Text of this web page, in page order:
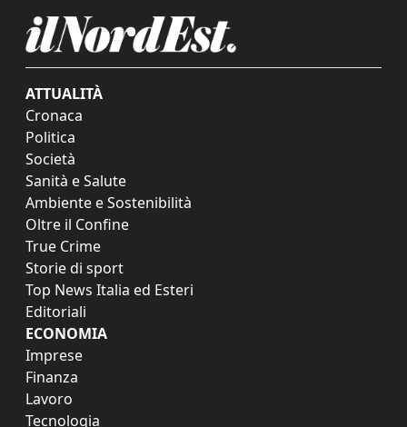
ATTUALITÀ
Cronaca
Politica
Società
Sanità e Salute
Ambiente e Sostenibilità
Oltre il Confine
True Crime
Storie di sport
Top News Italia ed Esteri
Editoriali
ECONOMIA
Imprese
Finanza
Lavoro
Tecnologia